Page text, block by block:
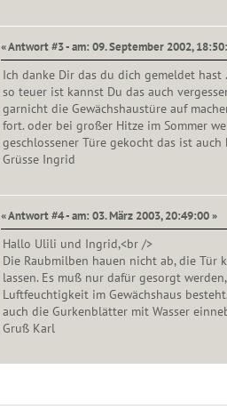
« Antwort #3 - am: 09. September 2002,
Ich danke Dir das du dich gemeldet hast
so teuer ist kannst Du das auch
garnicht die Gewächshaustüre auf
fort. oder bei großer Hitze im Sommer
geschlossener Türe gekocht das ist auch
Grüsse Ingrid
« Antwort #4 - am: 03. März 2003, 20:49:00 »
Hallo Ulili und Ingrid,<br />
Die Raubmilben hauen nicht ab, die Tür
lassen. Es muß nur dafür gesorgt
Luftfeuchtigkeit im Gewächshaus
auch die Gurkenblätter mit Wasser
Gruß Karl